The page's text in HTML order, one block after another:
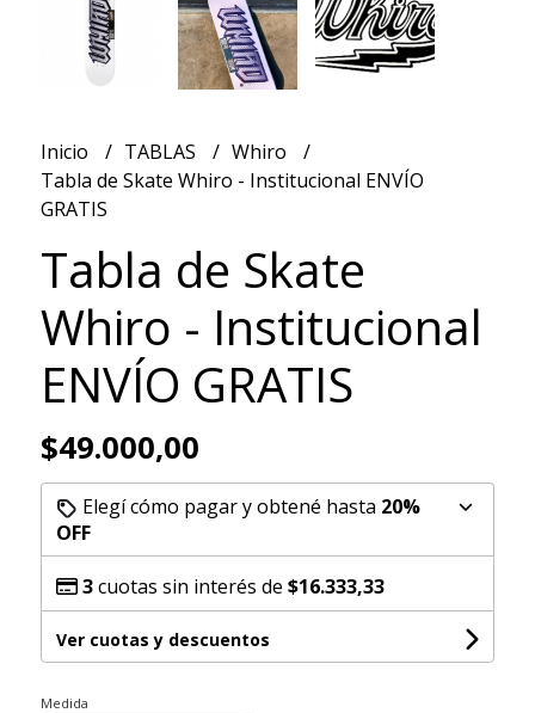
Inicio TABLAS
Whiro
Tabla de Skate Whiro - Institucional ENVÍO
GRATIS
Tabla de Skate
Whiro - Institucional
ENVÍO GRATIS
$49.000,00
Elegí cómo pagar y obtené hasta 20%
OFF
3cuotas sin interés de $16.333,33
Ver cuotas y descuentos
Medida